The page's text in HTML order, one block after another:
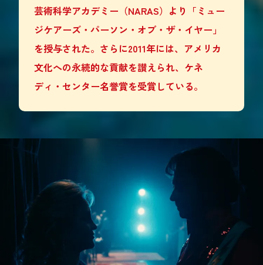
芸術科学アカデミー（NARAS）より「ミュー
ジケアーズ・パーソン・オブ・ザ・イヤー」
を授与された。さらに2011年には、アメリカ
文化への永続的な貢献を讃えられ、ケネ
ディ・センター名誉賞を受賞している。